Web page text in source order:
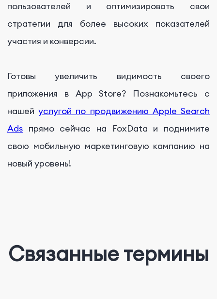
пользователей и оптимизировать свои
стратегии для более высоких показателей
участия и конверсии.
Готовы увеличить видимость своего
приложения в App Store? Познакомьтесь с
нашейуслугой по продвижению Apple Search
Ads прямо сейчас на FoxData и поднимите
свою мобильную маркетинговую кампанию на
новый уровень!
Связанные термины